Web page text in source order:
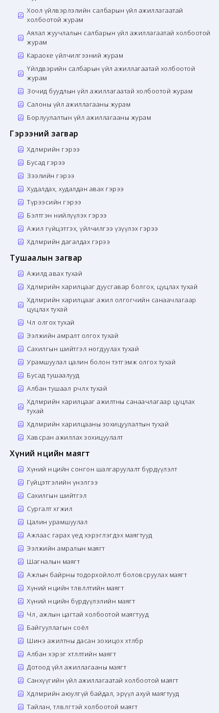
Хоол үйлвэрлэлийн салбарын үйл ажиллагаатай
холбоотой журам
Аялал жуучлалын салбарын үйл ажиллагаатай холбоотой
журам
Караоке үйлчилгээний журам
Үйлдвэрийн салбарын үйл ажиллагаатай холбоотой
журам
Зочид буудлын үйл ажиллагаатай холбоотой журам
Салоны үйл ажиллагааны журам
Борлуулалтын үйл ажиллагааны журам
Гэрээний загвар
Хөдөлмөрийн гэрээ
Бусад гэрээ
Зээлийн гэрээ
Худалдах, худалдан авах гэрээ
Түрээсийн гэрээ
Бэлтгэн нийлүүлэх гэрээ
Ажил гүйцэтгэх, үйлчилгээ үзүүлэх гэрээ
Хөдөлмөрийн дагалдах гэрээ
Тушаалын загвар
Ажилд авах тухай
Хөдөлмөрийн харилцааг дуусгавар болгох, цуцлах тухай
Хөдөлмөрийн харилцааг ажил олгогчийн санаачлагаар
цуцлах тухай
Чөлөө олгох тухай
Ээлжийн амралт олгох тухай
Сахилгын шийтгэл ногдуулах тухай
Урамшуулал цалин болон тэтгэмж олгох тухай
Бусад тушаалууд
Албан тушаал өөрчлөх тухай
Хөдөлмөрийн харилцааг ажилтны санаачлагаар цуцлах
тухай
Хөдөлмөрийн харилцааны зохицуулалтын тухай
Хавсран ажиллах зохицуулалт
Хүний нөөцийн маягт
Хүний нөөцийн сонгон шалгаруулалт бүрдүүлэлт
Гүйцэтгэлийн үнэлгээ
Сахилгын шийтгэл
Сургалт хөгжил
Цалин урамшуулал
Ажлаас гарах үед хэрэглэгдэх маягтууд
Ээлжийн амралын маягт
Шагналын маягт
Ажлын байрны тодорхойлолт боловсруулах маягт
Хүний нөөцийн төлөвлөлтийн маягт
Хүний нөөцийн бүрдүүлэлийн маягт
Чөлөө, ажлын цагтай холбоотой маягтууд
Байгууллагын соёл
Шинэ ажилтны дасан зохицох хөтөлбөр
Албан хэрэг хөтлөлтийн маягт
Дотоод үйл ажиллагааны маягт
Санхүүгийн үйл ажиллагаатай холбоотой маягт
Хөдөлмөрийн аюулгүй байдал, эрүүл ахуй маягтууд
Тайлан, төлөвлөгөөтэй холбоотой маягт